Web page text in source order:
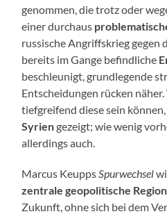
genommen, die trotz oder
einer durchaus
russische Angriffskrieg gegen
bereits im Gange befindliche
beschleunigt, grundlegende
Entscheidungen rücken
tiefgreifend diese sein
Syriengezeigt; wie wenig
allerdings auch.
Marcus Keupps Spurwechsel
zentrale geopolitische
Zukunft, ohne sich bei dem